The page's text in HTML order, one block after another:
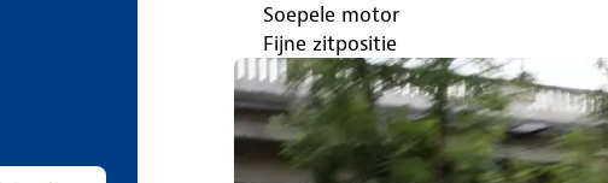
Soepele motor
Fijne zitpositie